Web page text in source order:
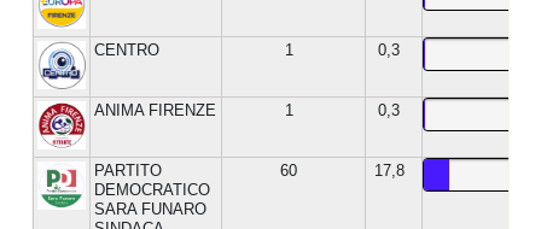
CENTRO 1 0,3
ANIMA FIRENZE 1 0,3
PARTITO
DEMOCRATICO
SARA FUNARO
60 17,8